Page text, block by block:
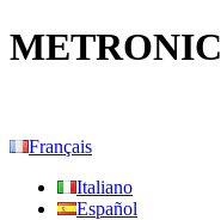
METRONIC
Français
Italiano
Español